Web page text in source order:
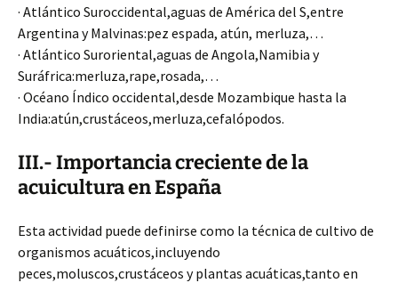
· Atlántico Suroccidental,aguas de América del S,entre
Argentina y Malvinas:pez espada, atún, merluza,…
· Atlántico Suroriental,aguas de Angola,Namibia y
Suráfrica:merluza,rape,rosada,…
· Océano Índico occidental,desde Mozambique hasta la
India:atún,crustáceos,merluza,cefalópodos.
III.- Importancia creciente de la
acuicultura en España
Esta actividad puede definirse como la técnica de cultivo de
organismos acuáticos,incluyendo
peces,moluscos,crustáceos y plantas acuáticas,tanto en